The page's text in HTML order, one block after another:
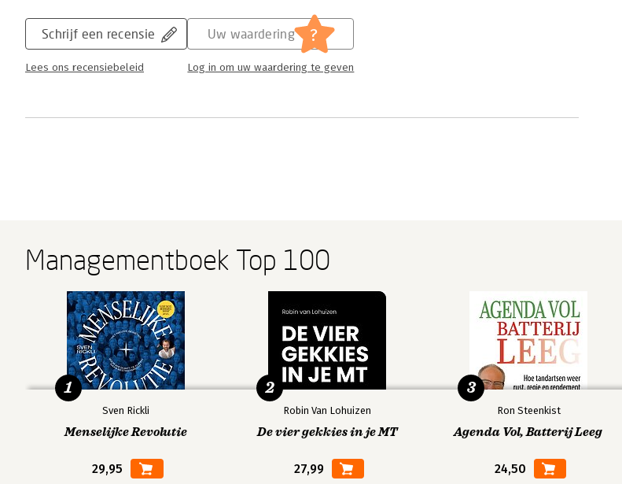
Schrijf een recensie
Lees ons recensiebeleid
Uw waardering ?
Log in om uw waardering te geven
Managementboek Top 100
Sven Rickli
Menselijke Revolutie
29,95
1
Robin Van Lohuizen
De vier gekkies in je MT
27,99
2
Ron Steenkist
Agenda Vol, Batterij Leeg
24,50
3